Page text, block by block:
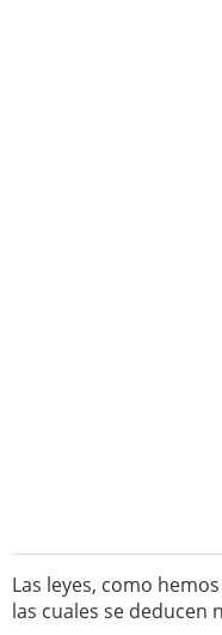
Las leyes, como
las cuales se deducen